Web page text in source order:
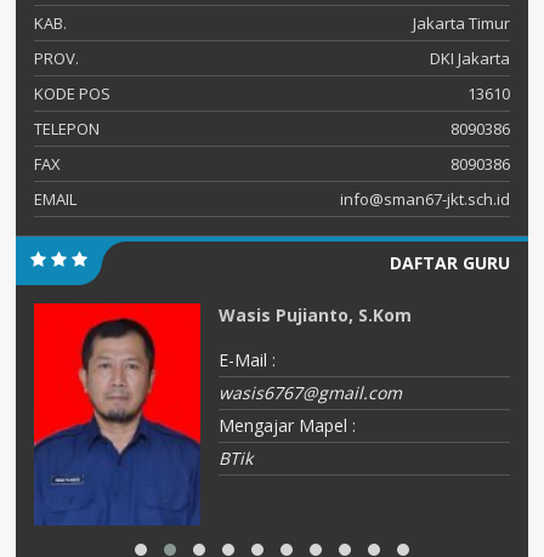
KAB.
Jakarta Timur
PROV.
DKI Jakarta
KODE POS
13610
TELEPON
8090386
FAX
8090386
EMAIL
info@sman67-jkt.sch.id
DAFTAR GURU
Wasis Pujianto, S.Kom
E-Mail :
wasis6767@gmail.com
Mengajar Mapel :
BTik